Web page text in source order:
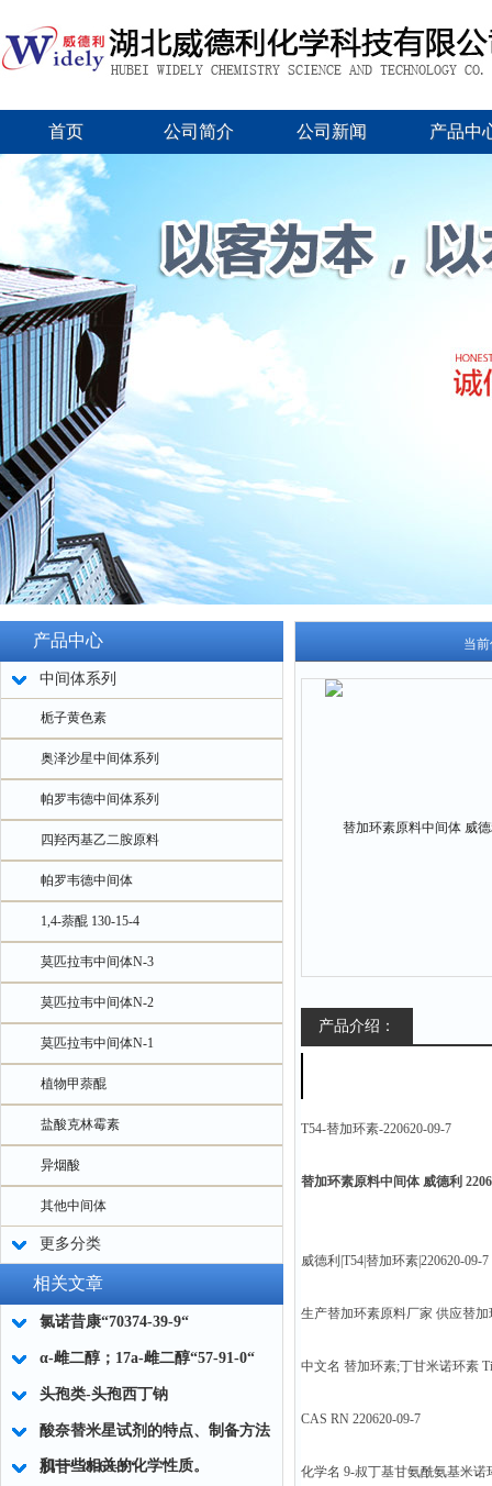
首页 公司简介 公司新闻 产品中
产品中心
中间体系列
栀子黄色素
奥泽沙星中间体系列
帕罗韦德中间体系列
四羟丙基乙二胺原料
帕罗韦德中间体
1,4-萘醌 130-15-4
莫匹拉韦中间体N-3
莫匹拉韦中间体N-2
莫匹拉韦中间体N-1
植物甲萘醌
盐酸克林霉素
异烟酸
其他中间体
更多分类
相关文章
氯诺昔康“70374-39-9“
α-雌二醇；17a-雌二醇“57-91-0“
头孢类-头孢西丁钠
酸奈替米星试剂的特点、制备方法
和一些相关的化学性质。
肌苷“58-63-9“
当
产品介绍：
T54-替加环素-220620-09-7
替加环素原料中间体 威德利
威德利|T54|替加环素|220620-09-7
生产替加环素原料厂家 供应替
中文名 替加环素;丁甘米诺环素
CAS RN 220620-09-7
化学名 9-叔丁基甘氨酰氨基米诺